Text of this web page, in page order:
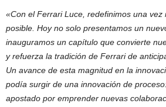
«Con el Ferrari Luce, redefinimos una vez
posible. Hoy no solo presentamos un
inauguramos un capítulo que convierte
y refuerza la tradición de Ferrari de
Un avance de esta magnitud en la
podía surgir de una innovación de
apostado por emprender nuevas